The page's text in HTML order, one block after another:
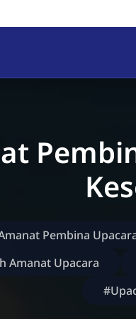
Kec.
Pembina
Amanat Upacara